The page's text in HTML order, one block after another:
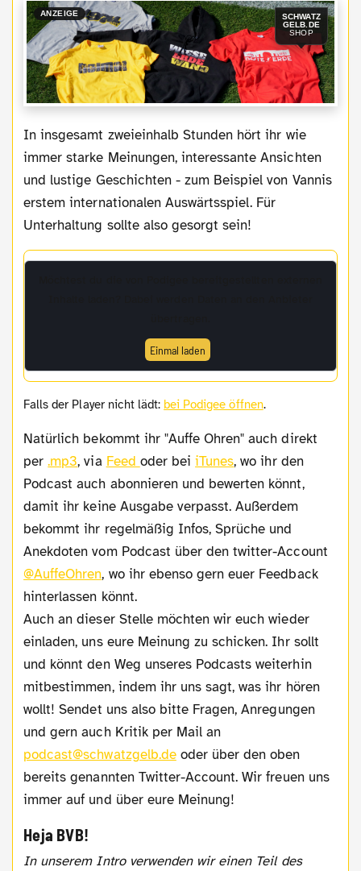
ANZEIGE
SCHWATZ
GELB.DE
SHOP
In insgesamt zweieinhalb Stunden hört ihr wie
immer starke Meinungen, interessante Ansichten
und lustige Geschichten - zum Beispiel von Vannis
erstem internationalen Auswärtsspiel. Für
Unterhaltung sollte also gesorgt sein!
Einmal laden
Falls der Player nicht lädt: bei Podigee öffnen.
Natürlich bekommt ihr "Auffe Ohren" auch direkt
per.mp3, via Feed oder beiiTunes, wo ihr den
Podcast auch abonnieren und bewerten könnt,
damit ihr keine Ausgabe verpasst. Außerdem
bekommt ihr regelmäßig Infos, Sprüche und
Anekdoten vom Podcast über den twitter-Account
@AuffeOhren, wo ihr ebenso gern euer Feedback
hinterlassen könnt.
Auch an dieser Stelle möchten wir euch wieder
einladen, uns eure Meinung zu schicken. Ihr sollt
und könnt den Weg unseres Podcasts weiterhin
mitbestimmen, indem ihr uns sagt, was ihr hören
wollt! Sendet uns also bitte Fragen, Anregungen
und gern auch Kritik per Mail an
podcast@schwatzgelb.deoder über den oben
bereits genannten Twitter-Account. Wir freuen uns
immer auf und über eure Meinung!
Heja BVB!
In unserem Intro verwenden wir einen Teil des